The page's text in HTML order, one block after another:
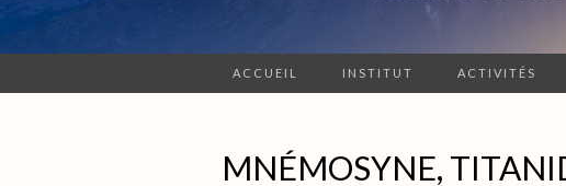
ACCUEIL INSTITUT ACTIVITÉS
MNÉMOSYNE,